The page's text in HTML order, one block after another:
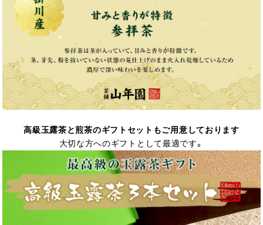
高級玉露茶と煎茶のギフトセットもご用意しております
大切な方へのギフトとして最適です。